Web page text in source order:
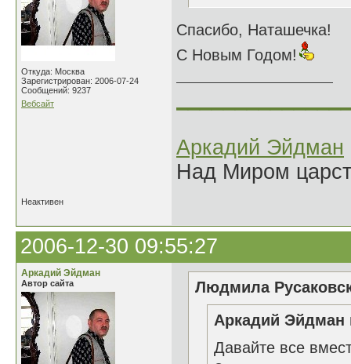
Откуда: Москва
Зарегистрирован: 2006-07-24
Сообщений: 9237
Вебсайт
Спасибо, Наташечка!
С Новым Годом!
Аркадий Эйдман
Над Миром
Неактивен
2006-12-30 09:55:27
Аркадий Эйдман
Автор сайта
Людмила
Аркадий Эйдман
Давайте все